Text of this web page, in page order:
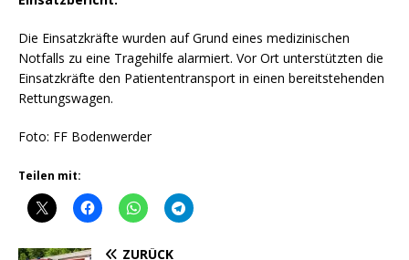
Die Einsatzkräfte wurden auf Grund eines medizinischen
Notfalls zu eine Tragehilfe alarmiert. Vor Ort unterstützten die
Einsatzkräfte den Patiententransport in einen bereitstehenden
Rettungswagen.
Foto: FF Bodenwerder
Teilen mit:
ZURÜCK